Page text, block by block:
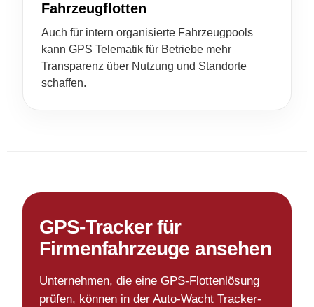
Fahrzeugflotten
Auch für intern organisierte Fahrzeugpools
kann GPS Telematik für Betriebe mehr
Transparenz über Nutzung und Standorte
schaffen.
GPS-Tracker für
Firmenfahrzeuge ansehen
Unternehmen, die eine GPS-Flottenlösung
prüfen, können in der Auto-Wacht Tracker-